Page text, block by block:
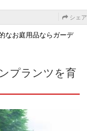
シェア
なお庭用品ならガーデ
プランツを育